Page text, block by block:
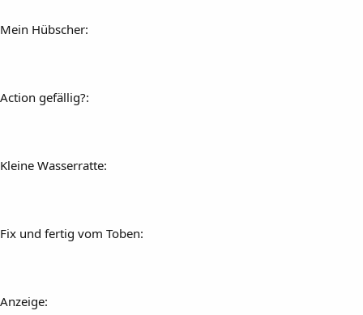
Mein Hübscher:
Action gefällig?:
Kleine Wasserratte:
Fix und fertig vom Toben:
Anzeige: